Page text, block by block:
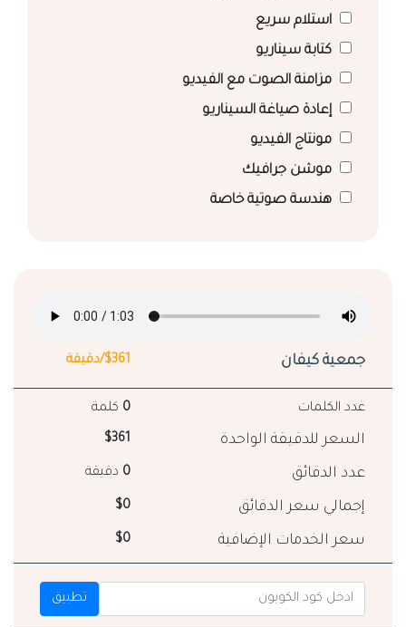
استلام سريع
كتابة سيناريو
مزامنة الصوت مع الفيديو
إعادة صياغة السيناريو
مونتاج الفيديو
موشن جرافيك
هندسة صوتية خاصة
جمعية كيفان $361/دقيقة
عدد الكلمات 0 كلمة
السعر للدقيقة الواحدة $361
عدد الدقائق 0 دقيقة
إجمالي سعر الدقائق $0
سعر الخدمات الإضافية $0
تطبيق